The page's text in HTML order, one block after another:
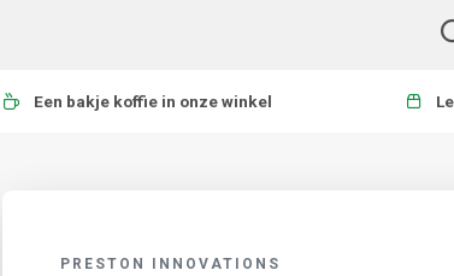
Een bakje koffie in onze winkel
PRESTON INNOVATIONS